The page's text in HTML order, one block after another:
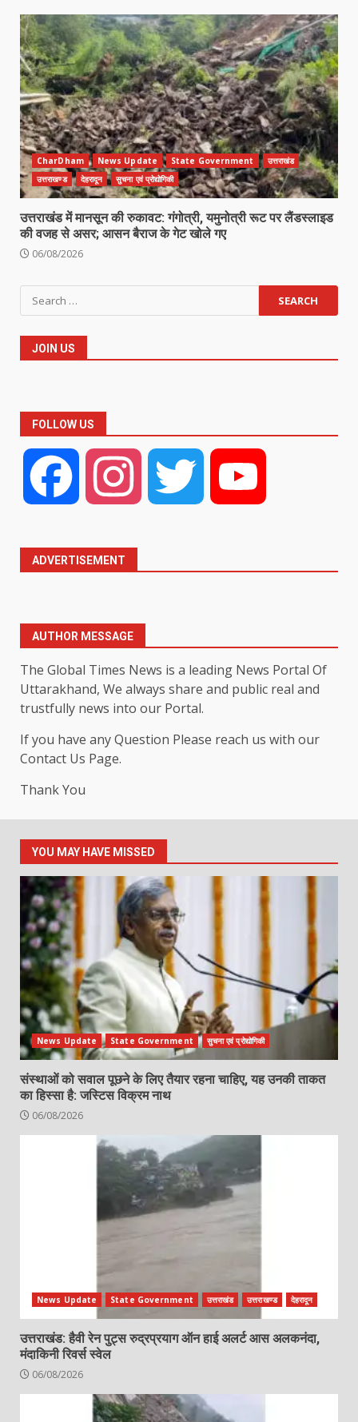
CharDham News Update State Government
उत्तराखंड
उत्तराखण्ड
देहरादून सुचना एवं प्रोद्योगिकी
उत्तराखंड में मानसून की रुकावट: गंगोत्री, यमुनोत्री रूट पर लैंडस्लाइड
की वजह से असर; आसन बैराज के गेट खोले गए
06/08/2026
Search
for:
JOIN US
FOLLOW US
Facebook Instagram Twitter
ADVERTISEMENT
AUTHOR MESSAGE
The Global Times News is a leading News Portal Of
Uttarakhand, We always share and public real and
trustfully news into our Portal.
If you have any Question Please reach us with our
Contact Us Page.
Thank You
YOU MAY HAVE MISSED
News Update State Government सुचना एवं प्रोद्योगिकी
संस्थाओं को सवाल पूछने के लिए तैयार रहना चाहिए, यह उनकी ताकत
का हिस्सा है: जस्टिस विक्रम नाथ
06/08/2026
News Update State Government उत्तराखंड उत्तराखण्ड देहरादून
उत्तराखंड: हैवी रेन पुट्स रुद्रप्रयाग ऑन हाई अलर्ट आस अलकनंदा,
मंदाकिनी रिवर्स स्वेल
06/08/2026